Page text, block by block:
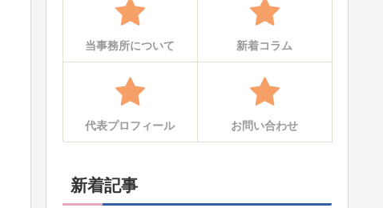
当事務所について 新着コラム
代表プロフィール お問い合わせ
新着記事